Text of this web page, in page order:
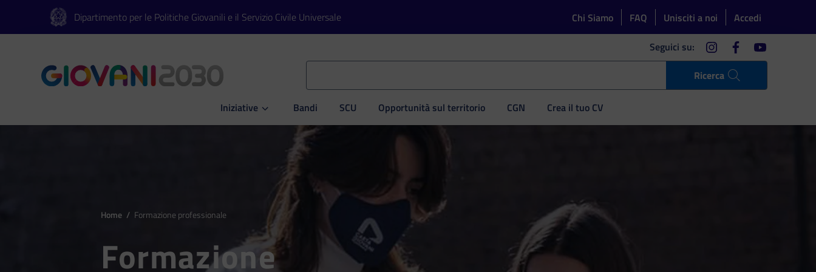
Vai al contenuto principale
Vai al footer Dipartimento per le Politiche Giovanili e il Servizio Civile Universale Chi Siamo FAQ Unisciti a noi Accedi
Ricerca
Seguici su: instagramfacebookyoutube
Iniziative
Apri Iniziative Bandi SCU Opportunità sul territorio CGN Crea il tuo CV
Home / Formazione professionale
Formazione